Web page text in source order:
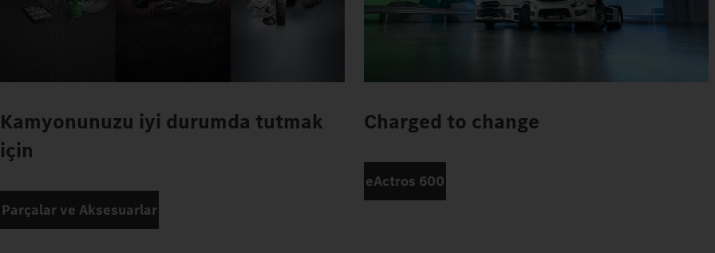
Kamyonunuzu iyi durumda tutmak
için
Parçalar ve Aksesuarlar
Charged to change
eActros 600